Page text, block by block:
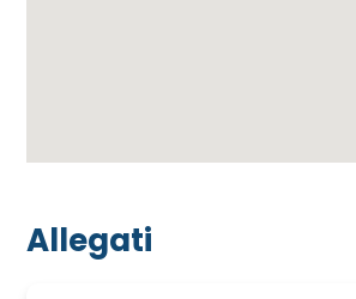
Allegati